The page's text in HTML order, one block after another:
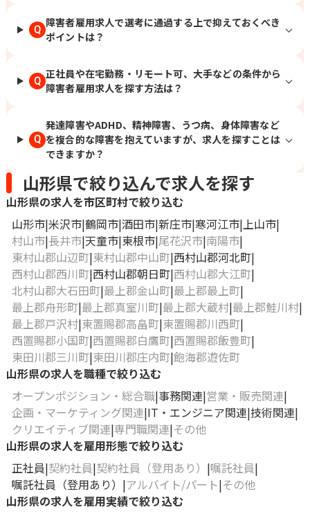
八戸、小中野、山形、北山形、郡山、郡
山富田、いわき、赤井、水戸、偕楽園、
白山、富山、金沢、北鉄金沢、福井、長
野、権堂、松本、北松本、静岡、日吉
町、沼津、大岡、名古屋、近鉄名古屋、
鉄四日市、三宮・花時計前、神戸三宮、
近鉄奈良、奈良、和歌山市、紀和、鳥
取、津ノ井、松江、松江しんじ湖温泉、
関、門司港、徳島、阿波富田、大橋通、
堀詰、旦過、平和通、久留米、花畑、大
Q
障害者雇用求人で選考に通過する上で抑えておくべき
ポイントは？
Q
正社員や在宅勤務・リモート可、大手などの条件から
障害者雇用求人を探す方法は？
Q
発達障害やADHD、精神障害、うつ病、身体障害など
を複合的な障害を抱えていますが、求人を探すことは
できますか？
山形県で絞り込んで求人を探す
山形県の求人を市区町村で絞り込む
山形市 米沢市 鶴岡市 酒田市 新庄市 寒河江市 上山市
村山市 長井市 天童市 東根市 尾花沢市 南陽市
東村山郡山辺町 東村山郡中山町 西村山郡河北町
西村山郡西川町 西村山郡朝日町 西村山郡大江町
北村山郡大石田町 最上郡金山町 最上郡最上町
最上郡舟形町 最上郡真室川町 最上郡大蔵村 最上郡鮭川村
最上郡戸沢村 東置賜郡高畠町 東置賜郡川西町
西置賜郡小国町 西置賜郡白鷹町 西置賜郡飯豊町
東田川郡三川町 東田川郡庄内町 飽海郡遊佐町
山形県の求人を職種で絞り込む
オープンポジション・総合職 事務関連 営業・販売関連
企画・マーケティング関連 IT・エンジニア関連 技術関連
クリエイティブ関連 専門職関連 その他
山形県の求人を雇用形態で絞り込む
正社員 契約社員 契約社員（登用あり）
嘱託社員
嘱託社員（登用あり）
アルバイト/パート その他
山形県の求人を雇用実績で絞り込む